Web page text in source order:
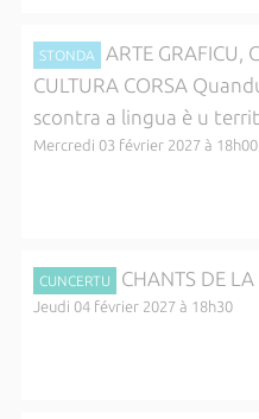
STONDA
ARTE GRAFICU,
CULTURA CORSA
scontra a lingua è u
Mercredi 03 février 2027 à 18h00
CUNCERTU CHANTS DE
Jeudi 04 février 2027 à 18h30